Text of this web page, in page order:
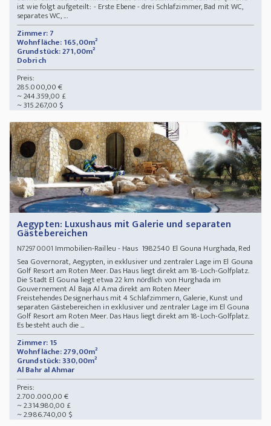
ist wie folgt aufgeteilt: - Erste Ebene - drei Schlafzimmer, Bad mit WC,
separates WC, ...
Zimmer: 7
Wohnfläche: 165,00m²
Grundstück: 271,00m²
Dobrich
Preis:
285.000,00 €
~ 244.359,00 £
~ 315.267,00 $
Aegypten: Luxushaus mit Galerie und separaten
Gästebereichen
N72970001 Immobilien-Railleu - Haus 1982540 El Gouna Hurghada, Red
Sea Governorat, Aegypten, in exklusiver und zentraler Lage im El Gouna
Golf Resort am Roten Meer. Das Haus liegt direkt am 18-Loch-Golfplatz.
Die Stadt El Gouna liegt etwa 22 km nördlich von Hurghada im
Gouvernement Al Baja Al Ama direkt am Roten Meer
Freistehendes Designerhaus mit 4 Schlafzimmern, Galerie, Kunst und
separaten Gästebereichen in exklusiver und zentraler Lage im El Gouna
Golf Resort am Roten Meer. Das Haus liegt direkt am 18-Loch-Golfplatz.
Es besteht auch die ...
Zimmer: 15
Wohnfläche: 279,00m²
Grundstück: 330,00m²
Al Bahr al Ahmar
Preis:
2.700.000,00 €
~ 2.314.980,00 £
~ 2.986.740,00 $